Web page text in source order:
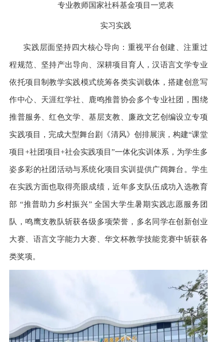
专业教师国家社科基金项目一览表
实习实践
实践层面坚持四大核心导向：重视平台创建、注重过
程规范、坚持产出导向、深耕项目育人，汉语言文学专业
依托项目制教学实践模式统筹各类实训载体，搭建创意写
作中心、天涯红学社、鹿鸣推普协会多个专业社团，围绕
推普服务、红色文学、基层支教、廉政文艺创编设立专项
实践项目，完成大型舞台剧《清风》创排展演，构建“课堂
项目 +社团项目 +社会实践项目”一体化实训体系，为学生多
姿多彩的社团活动与系统化项目实训提供广阔舞台。学生
在实践方面也取得亮眼成绩，近年多支队伍成功入选教育
部 “推普助力乡村振兴” 全国大学生暑期实践志愿服务团
队，鸣鹰支教队斩获各级多项荣誉，多名同学在创新创业
大赛、语言文字能力大赛、华文杯教学技能竞赛中斩获各
类奖项。